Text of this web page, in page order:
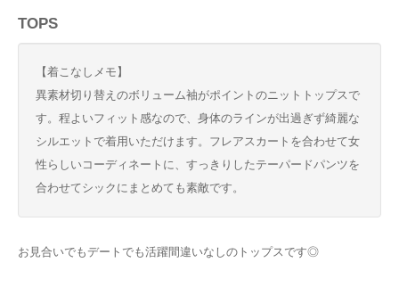
TOPS
【着こなしメモ】
異素材切り替えのボリューム袖がポイントのニットトップスで
す。程よいフィット感なので、身体のラインが出過ぎず綺麗な
シルエットで着用いただけます。フレアスカートを合わせて女
性らしいコーディネートに、すっきりしたテーパードパンツを
合わせてシックにまとめても素敵です。
お見合いでもデートでも活躍間違いなしのトップスです◎